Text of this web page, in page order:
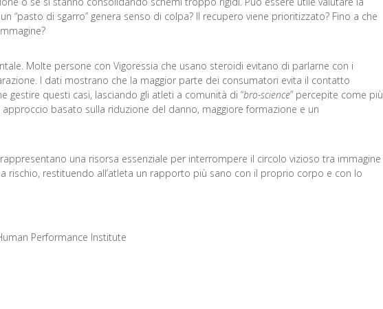
“pasto di sgarro” genera senso di colpa? Il recupero viene prioritizzato? Fino a che
Molte persone con Vigoressia che usano steroidi evitano di parlarne con i
I dati mostrano che la maggior parte dei consumatori evita il contatto
gestire questi casi, lasciando gli atleti a comunità di “bro-science” percepite come più
basato sulla riduzione del danno, maggiore formazione e un
una risorsa essenziale per interrompere il circolo vizioso tra immagine
rischio, restituendo all’atleta un rapporto più sano con il proprio corpo e con lo
Performance Institute